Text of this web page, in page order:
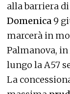
alla barriera
Domenica 9
marcerà in
Palmanova,
lungo la A57
La